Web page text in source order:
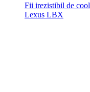
Fii irezistibil de cool
Lexus LBX